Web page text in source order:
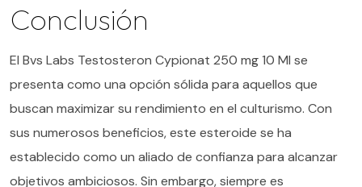
Conclusión
El Bvs Labs Testosteron Cypionat 250 mg 10 Ml se
presenta como una opción sólida para aquellos que
buscan maximizar su rendimiento en el culturismo. Con
sus numerosos beneficios, este esteroide se ha
establecido como un aliado de confianza para alcanzar
objetivos ambiciosos. Sin embargo, siempre es